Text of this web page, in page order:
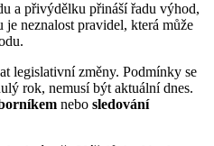
a přivýdělku přináší řadu výhod,
neznalost pravidel, která může
legislativní změny. Podmínky se
rok, nemusí být aktuální dnes.
nebo sledování